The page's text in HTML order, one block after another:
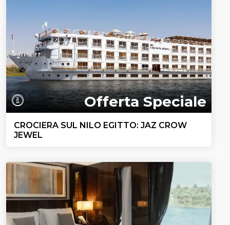
Offerta Speciale
CROCIERA SUL NILO EGITTO: JAZ CROW
JEWEL